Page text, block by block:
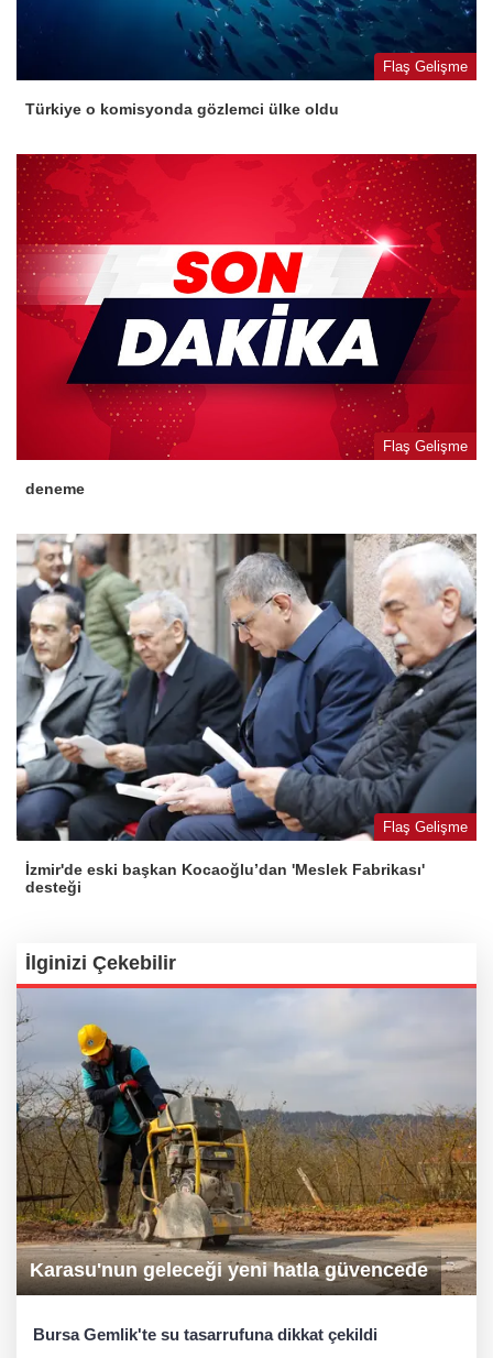
Flaş Gelişme
Türkiye o komisyonda gözlemci ülke oldu
Flaş Gelişme
deneme
Flaş Gelişme
İzmir'de eski başkan Kocaoğlu’dan 'Meslek Fabrikası'
desteği
İlginizi Çekebilir
Karasu'nun geleceği yeni hatla güvencede
Bursa Gemlik'te su tasarrufuna dikkat çekildi